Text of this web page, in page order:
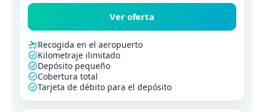
Ver oferta
Recogida en el aeropuerto
Kilometraje ilimitado
Depósito pequeño
Cobertura total
Tarjeta de débito para el depósito